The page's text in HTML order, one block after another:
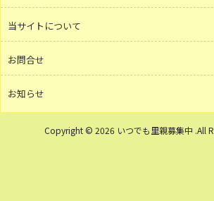
当サイトについて
お問合せ
お知らせ
Copyright © 2026 いつでも里親募集中 .All